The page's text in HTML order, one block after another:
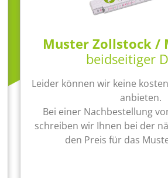
Muster Zollstock /
beidseitiger
Leider können wir keine
anbieten.
Bei einer Nachbestellung
schreiben wir Ihnen bei der
den Preis für das